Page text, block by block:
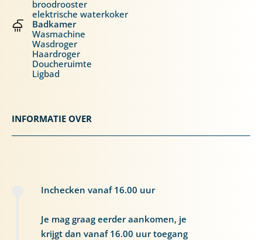
broodrooster
elektrische waterkoker
Badkamer
Wasmachine
Wasdroger
Haardroger
Doucheruimte
Ligbad
INFORMATIE OVER
Inchecken vanaf 16.00 uur
Je mag graag eerder aankomen, je
krijgt dan vanaf 16.00 uur toegang